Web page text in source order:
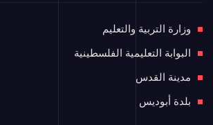
وزارة التربية والتعليم
البوابة التعليمية الفلسطينية
مدينة القدس
بلدة أبوديس